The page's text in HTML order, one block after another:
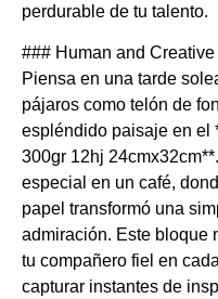
perdurable de tu talento.
### Human and Creative
Piensa en una tarde
pájaros como telón de
espléndido paisaje en el
300gr 12hj
especial en un café,
papel transformó una
admiración. Este bloque
tu compañero fiel en
capturar instantes de